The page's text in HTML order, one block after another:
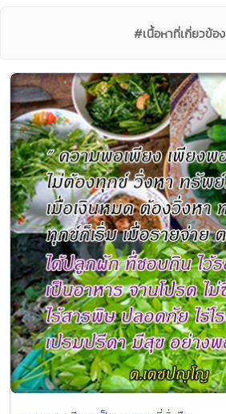
#เนื้อหาที่เกี่ยวข้อง